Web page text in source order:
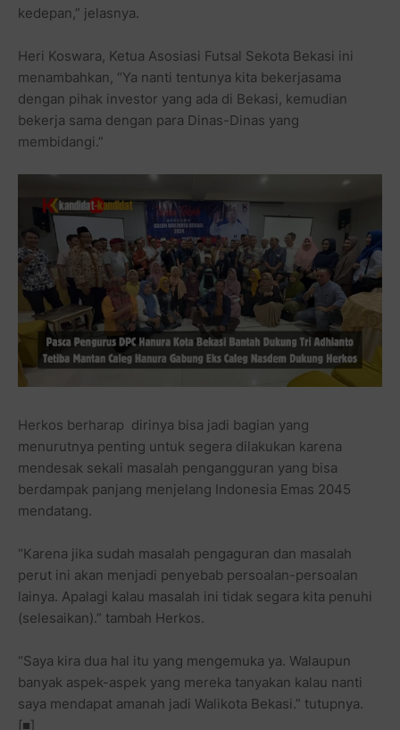
kedepan,” jelasnya.
Heri Koswara, Ketua Asosiasi Futsal Sekota Bekasi ini
menambahkan, “Ya nanti tentunya kita bekerjasama
dengan pihak investor yang ada di Bekasi, kemudian
bekerja sama dengan para Dinas-Dinas yang
membidangi.”
Herkos berharap dirinya bisa jadi bagian yang
menurutnya penting untuk segera dilakukan karena
mendesak sekali masalah pengangguran yang bisa
berdampak panjang menjelang Indonesia Emas 2045
mendatang.
“Karena jika sudah masalah pengaguran dan masalah
perut ini akan menjadi penyebab persoalan-persoalan
lainya. Apalagi kalau masalah ini tidak segara kita penuhi
(selesaikan).” tambah Herkos.
“Saya kira dua hal itu yang mengemuka ya. Walaupun
banyak aspek-aspek yang mereka tanyakan kalau nanti
saya mendapat amanah jadi Walikota Bekasi.” tutupnya.
[■]